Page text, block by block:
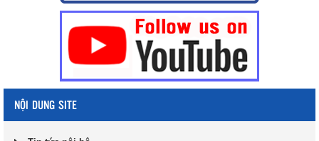
NỘI DUNG SITE